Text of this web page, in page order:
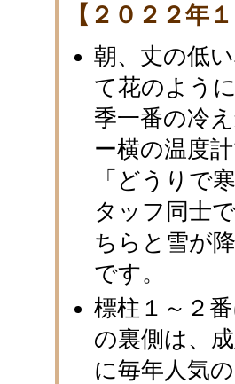
【２０２２年
朝、丈の低
て花のよう
季一番の冷
ー横の温度
「どうりで
タッフ同士
ちらと雪が
です。
標柱１～２
の裏側は、
に毎年人気